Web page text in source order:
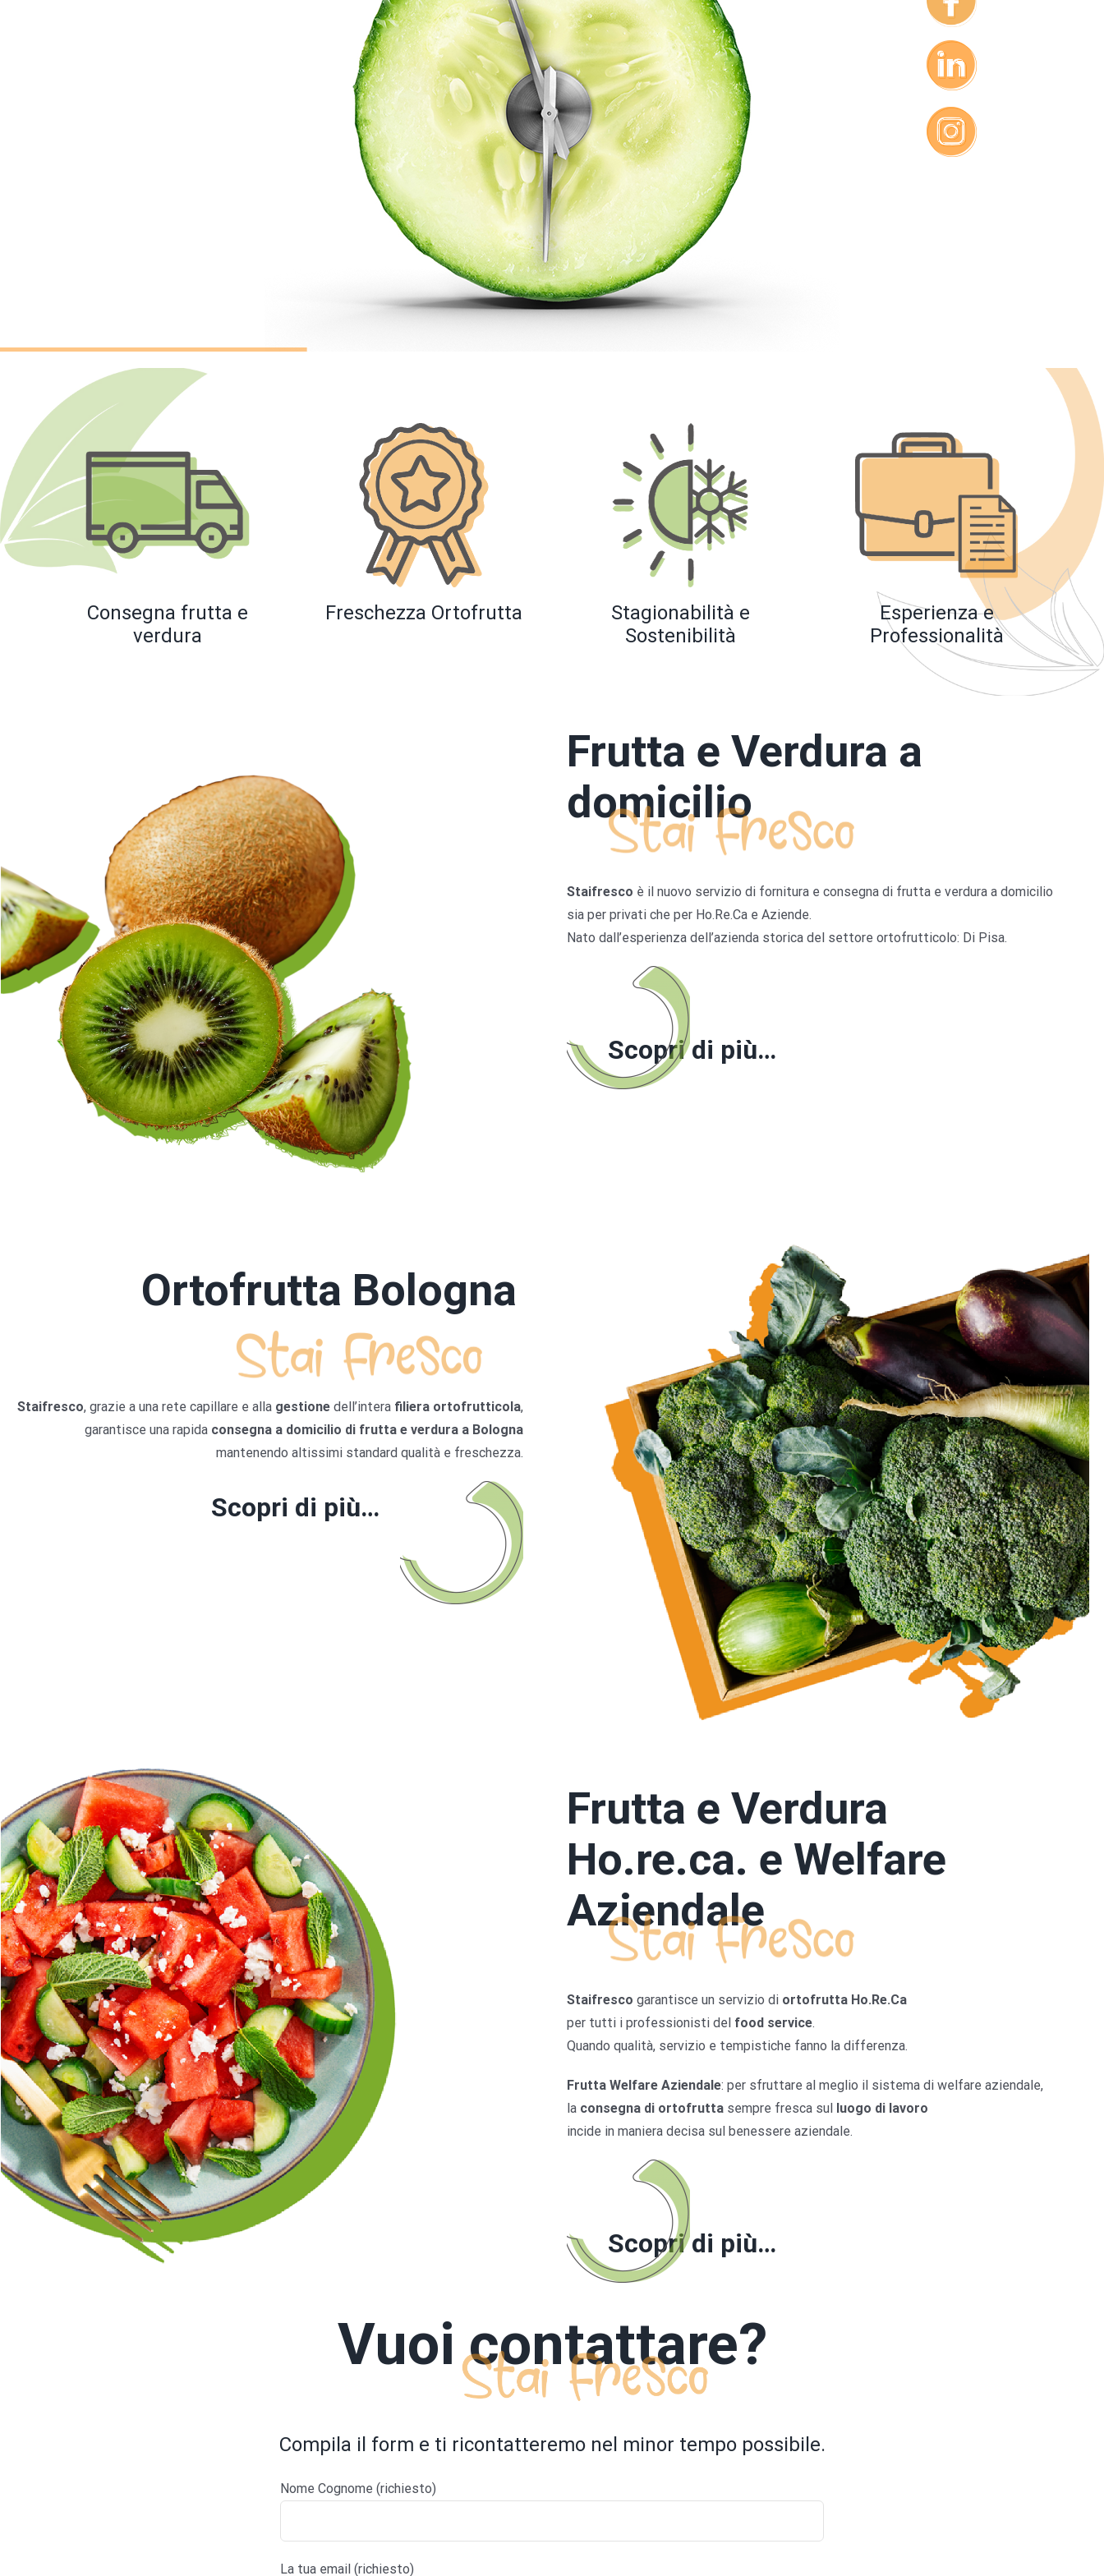
Consegna frutta e
verdura
Freschezza Ortofrutta
Stagionabilità e
Sostenibilità
Esperienza e
Professionalità
Frutta e Verdura a
domicilio
Staifresco è il nuovo servizio di fornitura e consegna di frutta e verdura a domicilio
sia per privati che per Ho.Re.Ca e Aziende.
Nato dall’esperienza dell’azienda storica del settore ortofrutticolo: Di Pisa.
Scopri di più…
Ortofrutta Bologna
Staifresco, grazie a una rete capillare e alla gestione dell’intera filiera ortofrutticola,
garantisce una rapida consegna a domicilio di frutta e verdura a Bologna
mantenendo altissimi standard qualità e freschezza.
Scopri di più…
Frutta e Verdura
Ho.re.ca. e Welfare
Aziendale
Staifresco garantisce un servizio di ortofrutta Ho.Re.Ca
per tutti i professionisti del food service.
Quando qualità, servizio e tempistiche fanno la differenza.
Frutta Welfare Aziendale: per sfruttare al meglio il sistema di welfare aziendale,
la consegna di ortofrutta sempre fresca sul luogo di lavoro
incide in maniera decisa sul benessere aziendale.
Scopri di più…
Vuoi contattare?
Compila il form e ti ricontatteremo nel minor tempo possibile.
Nome Cognome (richiesto)
La tua email (richiesto)